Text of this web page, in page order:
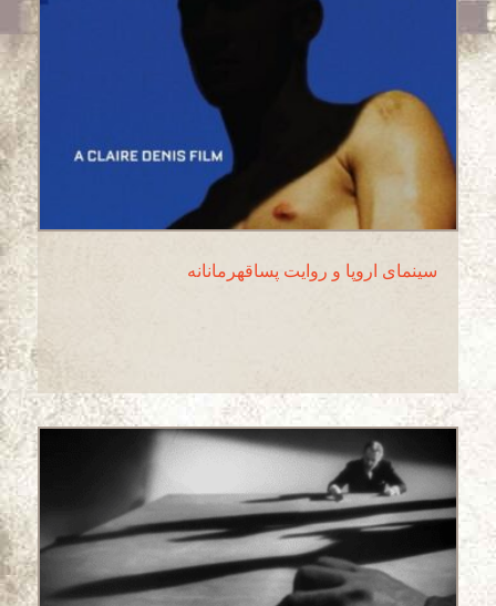
سینمای اروپا و روایت پساقهرمانانه